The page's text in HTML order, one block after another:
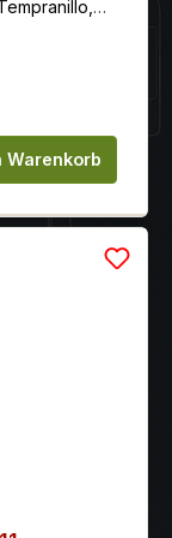
Warenkorb